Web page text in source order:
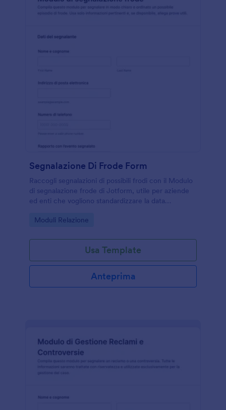
Segnalazione Di Frode Form
Raccogli segnalazioni di possibili frodi con il Modulo
di segnalazione frode di Jotform, utile per aziende
ed enti che vogliono standardizzare la data
submission in modo ordinato.
Go to Category:
Moduli Relazione
Usa Template
Anteprima